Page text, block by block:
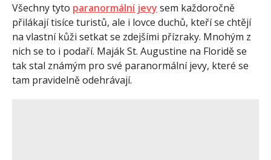
Všechny tyto paranormální jevy sem každoročně
přilákají tisíce turistů, ale i lovce duchů, kteří se chtějí
na vlastní kůži setkat se zdejšími přízraky. Mnohým z
nich se to i podaří. Maják St. Augustine na Floridě se
tak stal známým pro své paranormální jevy, které se
tam pravidelně odehrávají.